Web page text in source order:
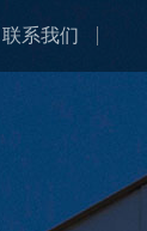
联系我们